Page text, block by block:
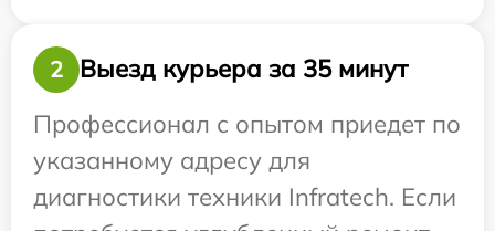
2
Выезд курьера за 35 минут
Профессионал с опытом приедет по
указанному адресу для
диагностики техники Infratech. Если